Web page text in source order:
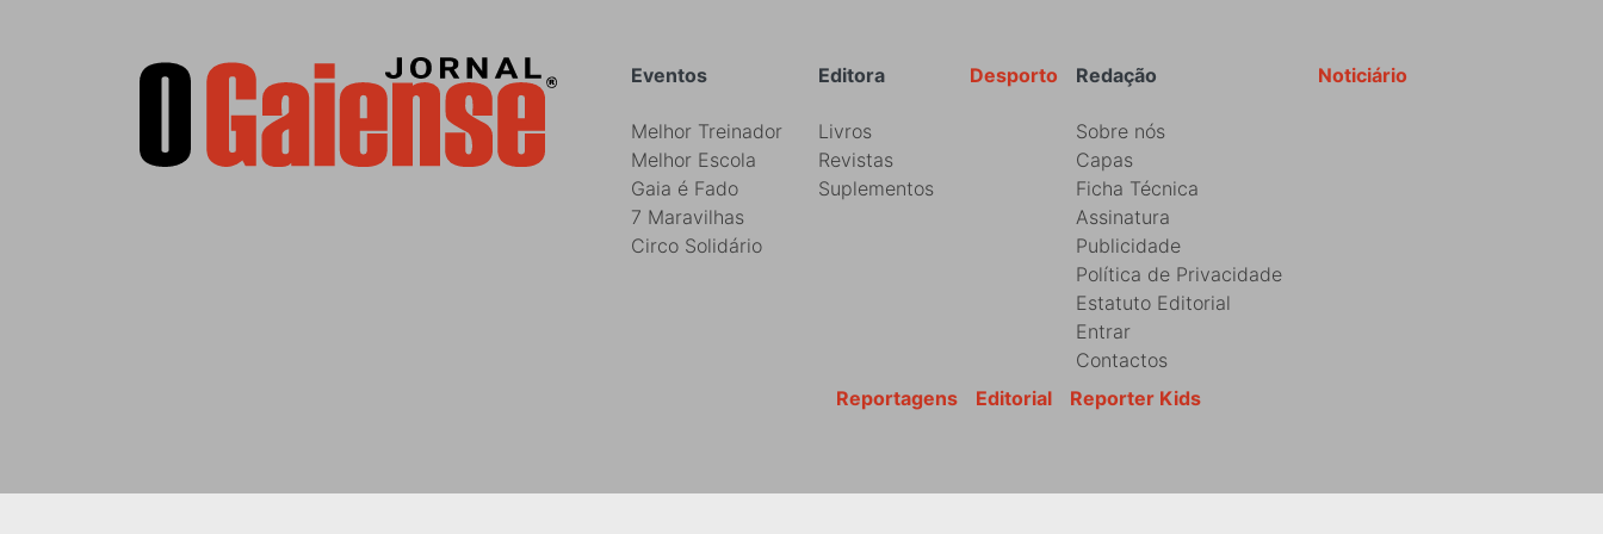
Rodapé Noticiário
Redação
Sobre nós
Capas
Ficha Técnica
Assinatura
Publicidade
Política de Privacidade
Estatuto Editorial
Entrar
Contactos
Desporto
Editora
Livros
Revistas
Suplementos
Eventos
Melhor Treinador
Melhor Escola
Gaia é Fado
7 Maravilhas
Circo Solidário
Reporter Kids
Editorial
Reportagens